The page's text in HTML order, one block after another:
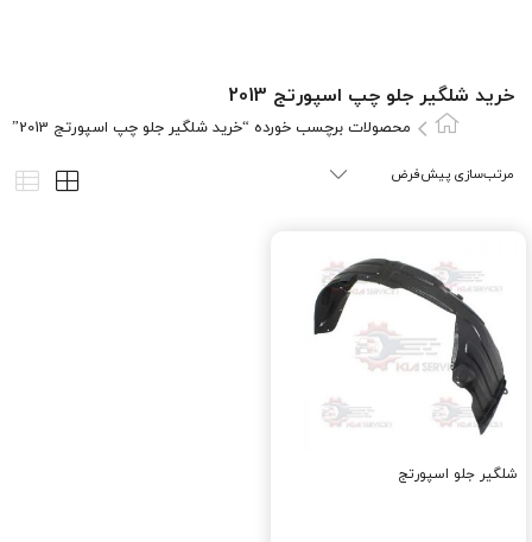
خرید شلگیر جلو چپ اسپورتج 2013
محصولات برچسب خورده “خرید شلگیر جلو چپ اسپورتج 2013”
شلگیر جلو اسپورتج